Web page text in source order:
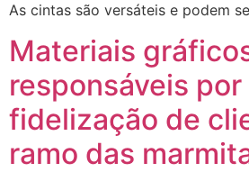
As cintas são versáteis e podem
Materiais
responsáveis por
fidelização de
ramo das